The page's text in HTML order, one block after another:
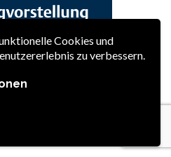
Cookies und
zu verbessern.